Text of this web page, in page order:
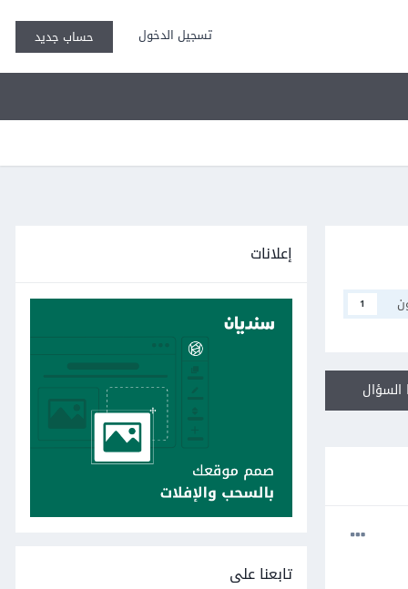
تسجيل الدخول حساب جديد
1
إعلانات
تابعنا على